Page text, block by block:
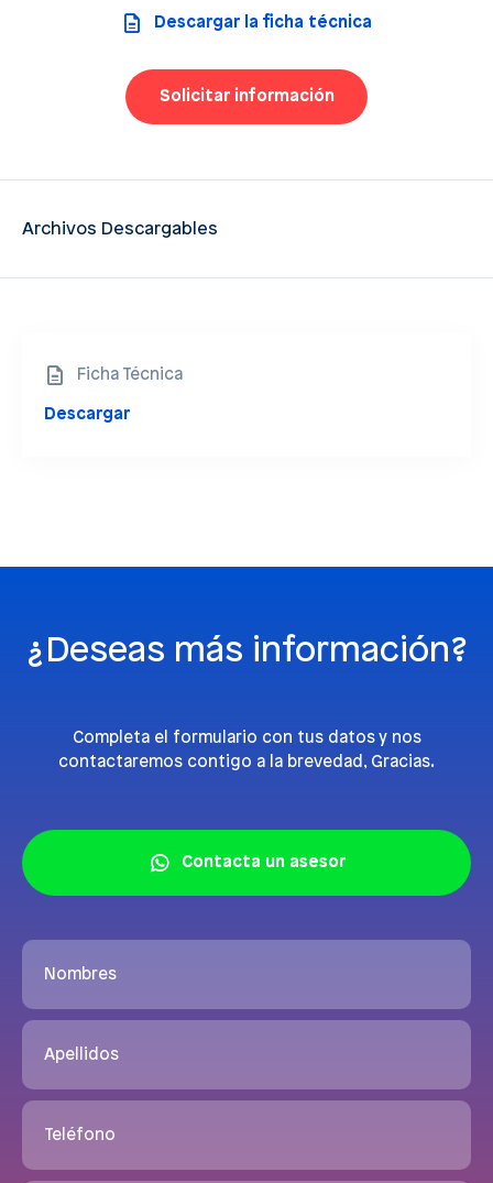
Descargar la ficha técnica
Solicitar información
Archivos Descargables
Ficha Técnica
Descargar
¿Deseas más información?
Completa el formulario con tus datos y nos
contactaremos contigo a la brevedad, Gracias.
Contacta un asesor
Nombres
Apellidos
Teléfono